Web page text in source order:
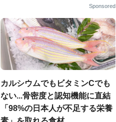
Sponsored
カルシウムでもビタミンCでも
ない...骨密度と認知機能に直結
「98%の日本人が不足する栄養